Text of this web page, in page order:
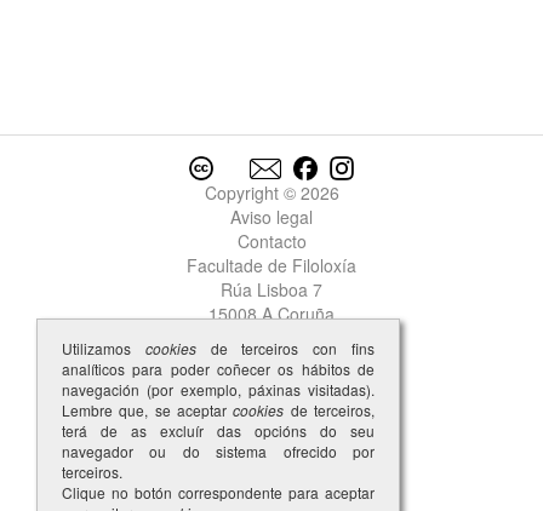
negrigente
nembrado
nembrado2
nembrar
nembro
nemiga
nemigalha
Copyright © 2026
Aviso legal
Contacto
Facultade de Filoloxía
Rúa Lisboa 7
15008 A Coruña
Utilizamos cookiesde terceiros con fins
analíticos para poder coñecer os hábitos de
navegación (por exemplo, páxinas visitadas).
Lembre que, se aceptarcookies de terceiros,
terá de as excluír das opcións do seu
navegador ou do sistema ofrecido por
terceiros.
Clique no botón correspondente para aceptar